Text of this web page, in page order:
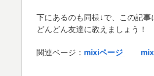
下にあるのも同様↓で、この記事
どんどん友達に教えましょう！
関連ページ： mixiページ